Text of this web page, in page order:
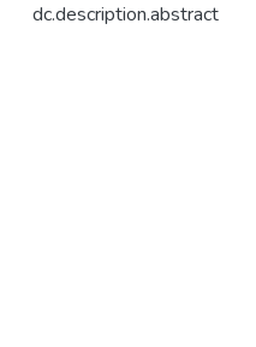
dc.description.abstract